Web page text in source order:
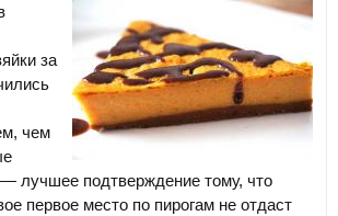
за
чем
— лучшее подтверждение тому, что
первое место по пирогам не отдаст